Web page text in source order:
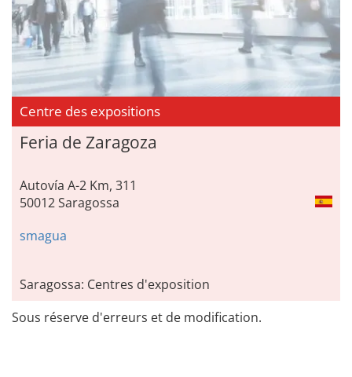
Centre des expositions
Feria de Zaragoza
Autovía A-2 Km, 311
50012 Saragossa
smagua
Saragossa: Centres d'exposition
Sous réserve d'erreurs et de modification.